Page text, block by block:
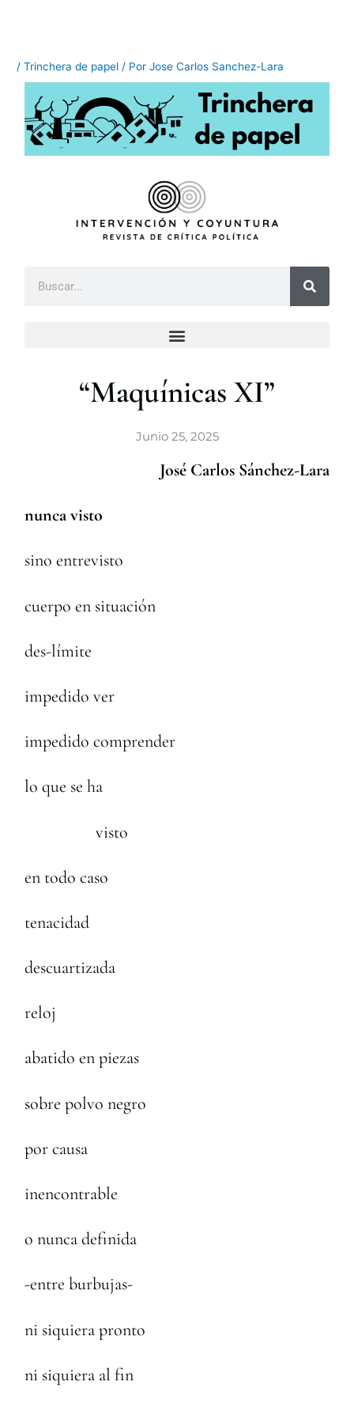
/Trinchera de papel / PorJose Carlos Sanchez-Lara
“Maquínicas XI”
Junio 25, 2025
José Carlos Sánchez-Lara
nunca visto
sino entrevisto
cuerpo en situación
des-límite
impedido ver
impedido comprender
lo que se ha
visto
en todo caso
tenacidad
descuartizada
reloj
abatido en piezas
sobre polvo negro
por causa
inencontrable
o nunca definida
-entre burbujas-
ni siquiera pronto
ni siquiera al fin